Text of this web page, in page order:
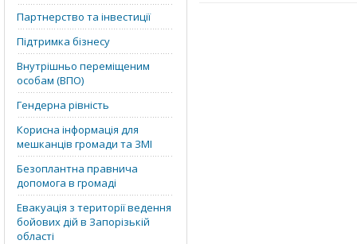
Партнерство та інвестиції
Підтримка бізнесу
Внутрішньо переміщеним
особам (ВПО)
Гендерна рівність
Корисна інформація для
мешканців громади та ЗМІ
Безоплантна правнича
допомога в громаді
Евакуація з території ведення
бойових дій в Запорізькій
області